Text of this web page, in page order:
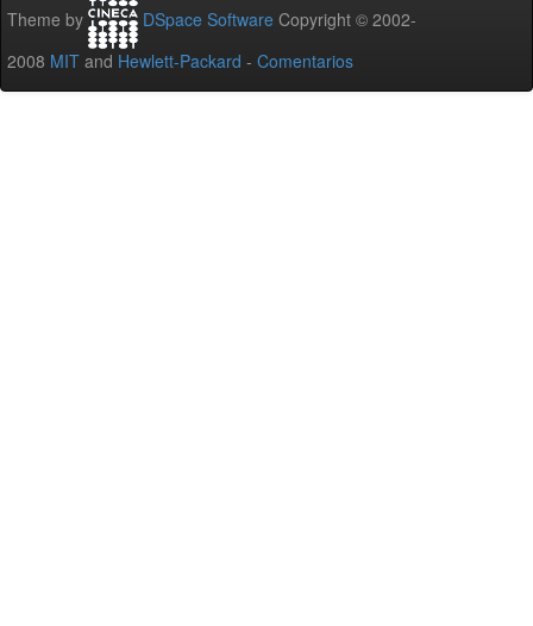
Theme by DSpace Software Copyright © 2002-
2008 MIT and Hewlett-Packard - Comentarios